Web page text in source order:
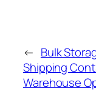
← Bulk
Shipping
Warehouse